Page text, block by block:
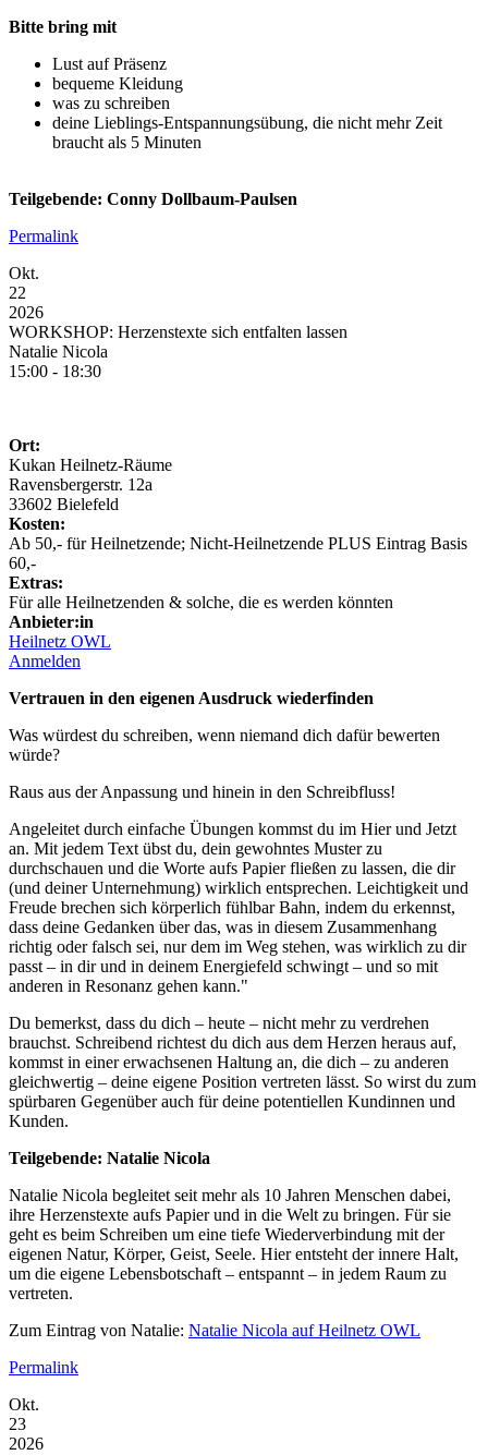
Bitte bring mit
Lust auf Präsenz
bequeme Kleidung
was zu schreiben
deine Lieblings-Entspannungsübung, die nicht mehr Zeit
braucht als 5 Minuten
Teilgebende: Conny Dollbaum-Paulsen
Permalink
Okt.
22
2026
WORKSHOP: Herzenstexte sich entfalten lassen
Natalie Nicola
15:00 - 18:30
Ort:
Kukan Heilnetz-Räume
Ravensbergerstr. 12a
33602 Bielefeld
Kosten:
Ab 50,- für Heilnetzende; Nicht-Heilnetzende PLUS Eintrag Basis
60,-
Extras:
Für alle Heilnetzenden & solche, die es werden könnten
Anbieter:in
Heilnetz OWL
Anmelden
Vertrauen in den eigenen Ausdruck wiederfinden
Was würdest du schreiben, wenn niemand dich dafür bewerten
würde?
Raus aus der Anpassung und hinein in den Schreibfluss!
Angeleitet durch einfache Übungen kommst du im Hier und Jetzt
an. Mit jedem Text übst du, dein gewohntes Muster zu
durchschauen und die Worte aufs Papier fließen zu lassen, die dir
(und deiner Unternehmung) wirklich entsprechen. Leichtigkeit und
Freude brechen sich körperlich fühlbar Bahn, indem du erkennst,
dass deine Gedanken über das, was in diesem Zusammenhang
richtig oder falsch sei, nur dem im Weg stehen, was wirklich zu dir
passt – in dir und in deinem Energiefeld schwingt – und so mit
anderen in Resonanz gehen kann."
Du bemerkst, dass du dich – heute – nicht mehr zu verdrehen
brauchst. Schreibend richtest du dich aus dem Herzen heraus auf,
kommst in einer erwachsenen Haltung an, die dich – zu anderen
gleichwertig – deine eigene Position vertreten lässt. So wirst du zum
spürbaren Gegenüber auch für deine potentiellen Kundinnen und
Kunden.
Teilgebende: Natalie Nicola
Natalie Nicola begleitet seit mehr als 10 Jahren Menschen dabei,
ihre Herzenstexte aufs Papier und in die Welt zu bringen. Für sie
geht es beim Schreiben um eine tiefe Wiederverbindung mit der
eigenen Natur, Körper, Geist, Seele. Hier entsteht der innere Halt,
um die eigene Lebensbotschaft – entspannt – in jedem Raum zu
vertreten.
Zum Eintrag von Natalie: Natalie Nicola auf Heilnetz OWL
Permalink
Okt.
23
2026